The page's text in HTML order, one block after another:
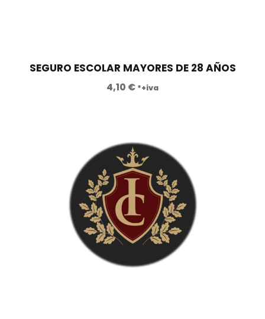
SEGURO ESCOLAR MAYORES DE 28 AÑOS
4,10 € *+iva